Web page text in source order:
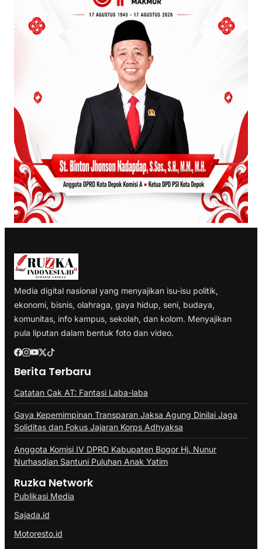
Media digital nasional yang menyajikan isu-isu politik,
ekonomi, bisnis, olahraga, gaya hidup, seni, budaya,
komunitas, info kampus, sekolah, dan kolom. Menyajikan
pula liputan dalam bentuk foto dan video.
Berita Terbaru
Catatan Cak AT: Fantasi Laba-laba
Gaya Kepemimpinan Transparan Jaksa Agung Dinilai Jaga
Soliditas dan Fokus Jajaran Korps Adhyaksa
Anggota Komisi IV DPRD Kabupaten Bogor Hj. Nunur
Nurhasdian Santuni Puluhan Anak Yatim
Ruzka Network
Publikasi Media
Sajada.id
Motoresto.id